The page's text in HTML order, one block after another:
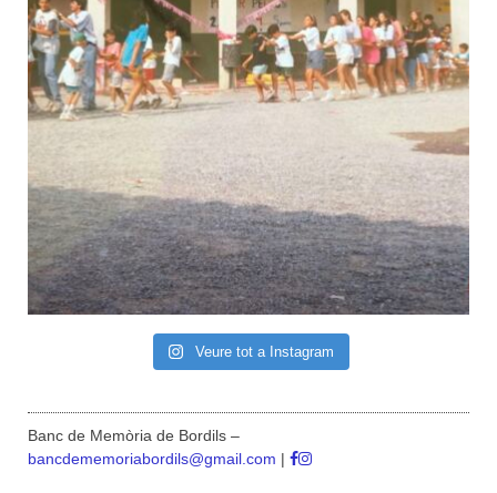
Veure tot a Instagram
Banc de Memòria de Bordils –
bancdememoriabordils@gmail.com |